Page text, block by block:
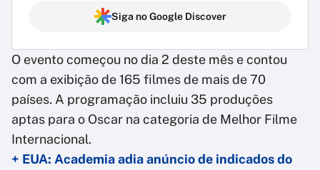
Siga no Google Discover
O evento começou no dia 2 deste mês e contou
com a exibição de 165 filmes de mais de 70
países. A programação incluiu 35 produções
aptas para o Oscar na categoria de Melhor Filme
Internacional.
+ EUA: Academia adia anúncio de indicados do